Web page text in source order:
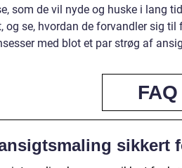
som de vil nyde og huske i lang
og se, hvordan de forvandler sig
med blot et par strøg af
FAQ
sikkert